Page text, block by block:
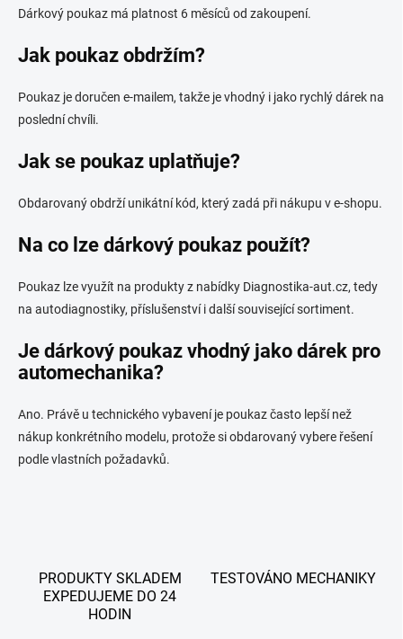
Dárkový poukaz má platnost 6 měsíců od zakoupení.
Jak poukaz obdržím?
Poukaz je doručen e-mailem, takže je vhodný i jako rychlý dárek na
poslední chvíli.
Jak se poukaz uplatňuje?
Obdarovaný obdrží unikátní kód, který zadá při nákupu v e-shopu.
Na co lze dárkový poukaz použít?
Poukaz lze využít na produkty z nabídky Diagnostika-aut.cz, tedy
na autodiagnostiky, příslušenství i další související sortiment.
Je dárkový poukaz vhodný jako dárek pro
automechanika?
Ano. Právě u technického vybavení je poukaz často lepší než
nákup konkrétního modelu, protože si obdarovaný vybere řešení
podle vlastních požadavků.
PRODUKTY SKLADEM
EXPEDUJEME DO 24
HODIN
TESTOVÁNO MECHANIKY